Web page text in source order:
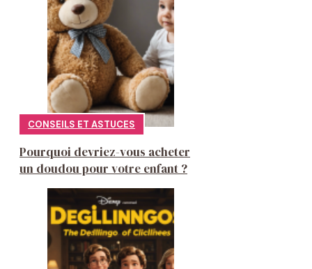
CONSEILS ET ASTUCES
Pourquoi devriez-vous acheter
un doudou pour votre enfant ?